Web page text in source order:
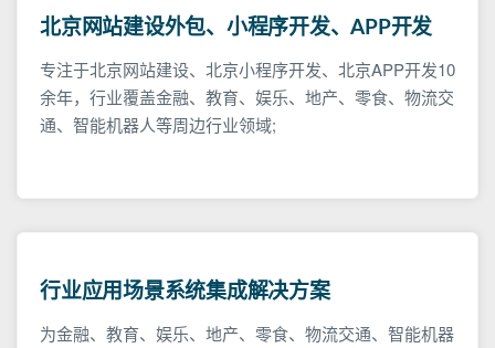
北京网站建设外包、小程序开发、APP开发
专注于北京网站建设、北京小程序开发、北京APP开发10
余年，行业覆盖金融、教育、娱乐、地产、零食、物流交
通、智能机器人等周边行业领域;
行业应用场景系统集成解决方案
为金融、教育、娱乐、地产、零食、物流交通、智能机器